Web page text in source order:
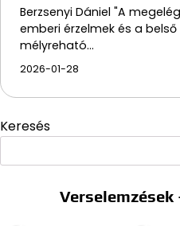
Berzsenyi Dániel "A
emberi érzelmek és a
mélyreható…
2026-01-28
Keresés
Verselemzések